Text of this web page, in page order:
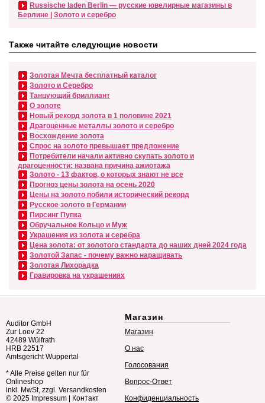
Russische laden Berlin — русские ювелирные магазины в
Берлине | Золото и серебро
Также читайте следующие новости
Золотая Мечта бесплатный каталог
Золото и Серебро
Танцующий бриллиант
О золоте
Новый рекорд золота в 1 половине 2021
Драгоценные металлы золото и серебро
Восхождение золота
Спрос на золото превышает предложение
Потребители начали активно скупать золото и
драгоценности: названа причина ажиотажа
Золото - 13 фактов, о которых знают не все
Прогноз цены золота на осень 2020
Цены на золото побили исторический рекорд
Русское золото в Германии
Пирсинг Пупка
Обручальное Кольцо и Муж
Украшения из золота и серебра
Цена золота: от золотого стандарта до наших дней 2024 года
Золотой Запас - почему важно наращивать
Золотая Лихорадка
Гравировка на украшениях
Auditor GmbH
Zur Loev 22
42489 Wülfrath
HRB 22517
Amtsgericht Wuppertal
* Alle Preise gelten nur für
Onlineshop
inkl. MwSt, zzgl. Versandkosten
© 2025 Impressum | Контакт
Магазин
Магазин
О нас
Голосования
Вопрос-Ответ
Конфиденциальность